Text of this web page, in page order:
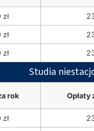
Studia
rok Opłaty